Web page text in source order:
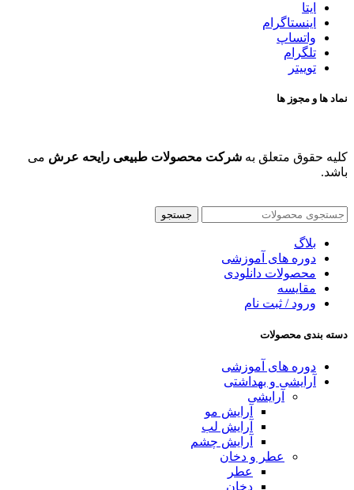
ایتا
اینستاگرام
واتساپ
تلگرام
توییتر
نماد ها و مجوز ها
کلیه حقوق متعلق به شرکت محصولات طبیعی رایحه عرش می
باشد.
جستجو
بلاگ
دوره های آموزشی
محصولات دانلودی
مقایسه
ورود / ثبت نام
دسته بندی محصولات
دوره های آموزشی
آرایشی و بهداشتی
آرایشی
آرایش مو
آرایش لب
آرایش چشم
عطر و دخان
عطر
دخان